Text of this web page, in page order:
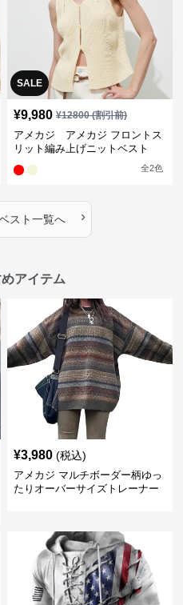
SALE
¥9,980 ¥12800(割引前)
アメカジ アメカジ フロントス
リット編み上げニットベスト
全2色
スト一覧へ ›
アイテム
¥3,980 (税込)
アメカジ マルチボーダー柄ゆっ
たりオーバーサイズトレーナー